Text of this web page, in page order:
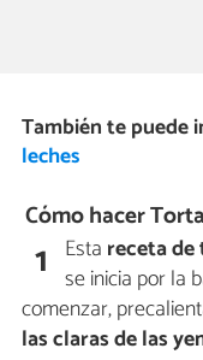
También te puede
leches
Cómo hacer
1 Esta receta
se inicia por la
comenzar,
las claras de las